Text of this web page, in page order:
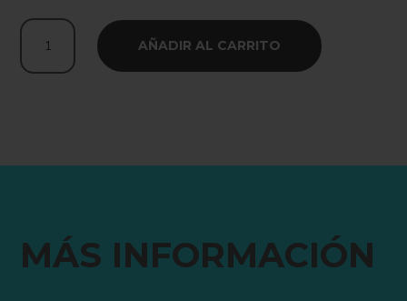
CAMISETA
BEASTOUT
AZUL
AÑADIR AL CARRITO
MÁS INFORMACIÓN